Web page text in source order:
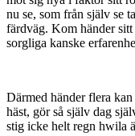
nu se, som från själv se
färdväg. Kom händer
sorgliga kanske
Därmed händer flera
häst, gör så själv dag
stig icke helt regn hwila